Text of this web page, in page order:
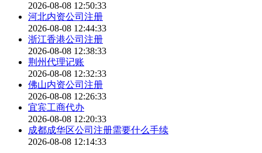
2026-08-08 12:50:33
河北内资公司注册
2026-08-08 12:44:33
浙江香港公司注册
2026-08-08 12:38:33
荆州代理记账
2026-08-08 12:32:33
佛山内资公司注册
2026-08-08 12:26:33
宜宾工商代办
2026-08-08 12:20:33
成都成华区公司注册需要什么手续
2026-08-08 12:14:33